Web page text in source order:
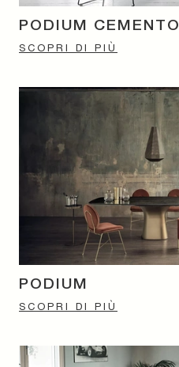
PODIUM CEMENTO
SCOPRI DI PIÙ
PODIUM
SCOPRI DI PIÙ